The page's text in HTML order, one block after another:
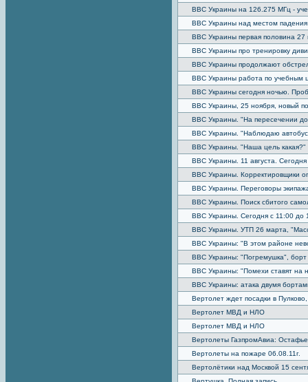
ВВС Украины на 126.275 МГц -
ВВС Украины над местом
ВВС Украины первая половина 27
ВВС Украины про тренировку
ВВС Украины продолжают
ВВС Украины работа по учебным
ВВС Украины сегодня ночью.
ВВС Украины, 25 ноября, новый
ВВС Украины. "На пересечении
ВВС Украины. "Наблюдаю
ВВС Украины. "Наша цель какая?"
ВВС Украины. 11 августа. Сегодня
ВВС Украины. Корректировщики
ВВС Украины. Переговоры
ВВС Украины. Поиск сбитого
ВВС Украины. Сегодня с 11:00 до
ВВС Украины. УТП 26 марта,
ВВС Украины: "В этом районе
ВВС Украины: "Погремушка",
ВВС Украины: "Помехи ставят на
ВВС Украины: атака двумя
Вертолет ждет посадки в
Вертолет МВД и НЛО
Вертолет МВД и НЛО
Вертолеты ГазпромАвиа:
Вертолеты на пожаре 06.08.11г.
Вертолётики над Москвой 15